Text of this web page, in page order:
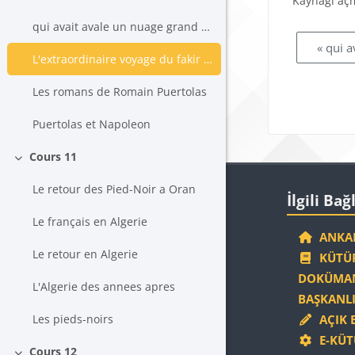
qui avait avale un nuage grand comme la tour Eiffel
L'extraordinaire voyage du fakir qui etait reste coince dans une armoire Ikea
Les romans de Romain Puertolas
Puertolas et Napoleon
Daralt
Cours 11
Le retour des Pied-Noir a Oran
Le français en Algerie
Le retour en Algerie
L'Algerie des annees apres
Les pieds-noirs
Cours 12
« qui
İlgili
AÇIK
E-